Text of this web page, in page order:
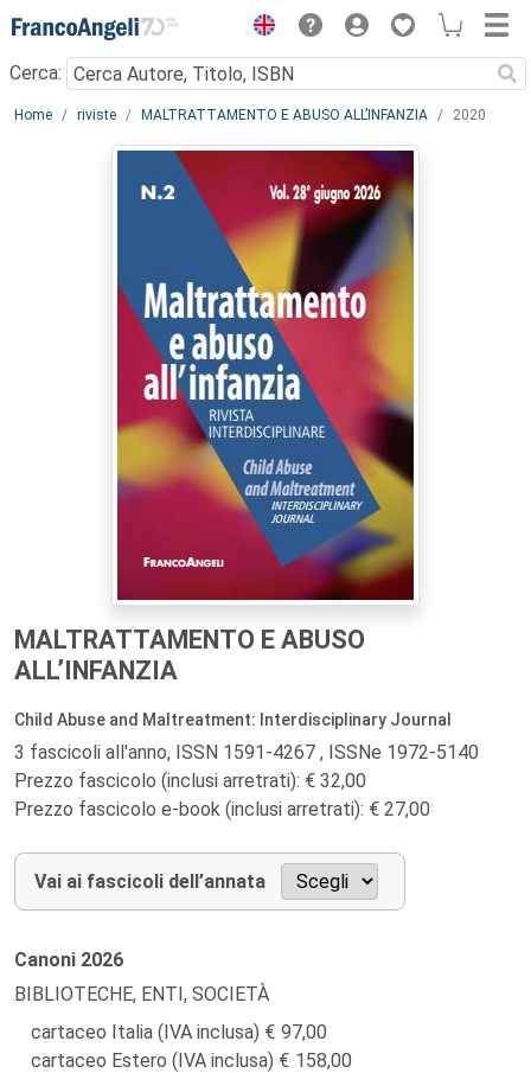
Menu
Cerca:
Main content
Home riviste MALTRATTAMENTO E ABUSO ALL’INFANZIA 2020
MALTRATTAMENTO E ABUSO
ALL’INFANZIA
Child Abuse and Maltreatment: Interdisciplinary Journal
3 fascicoli all'anno, ISSN 1591-4267 , ISSNe 1972-5140
Prezzo fascicolo (inclusi arretrati): € 32,00
Prezzo fascicolo e-book (inclusi arretrati): € 27,00
Vai ai fascicoli dell’annata
Canoni 2026
BIBLIOTECHE, ENTI, SOCIETÀ
cartaceo Italia (IVA inclusa)
97,00
cartaceo Estero (IVA inclusa)
158,00